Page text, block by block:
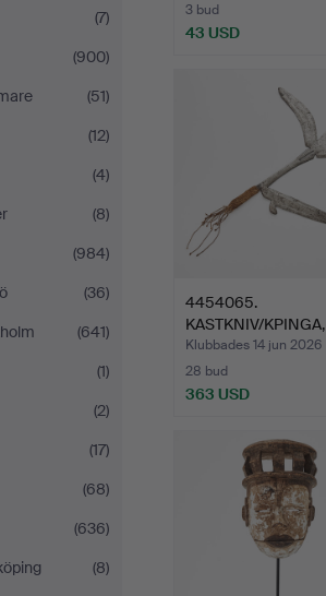
(7)
(900)
(51)
(12)
(4)
(8)
(984)
(36)
(641)
(1)
(2)
(17)
(68)
(636)
(8)
3 bud
43 USD
4454065.
KASTKNIV/KPINGA,
Azande-folket, C…
Klubbades 14 jun 2026
28 bud
363 USD